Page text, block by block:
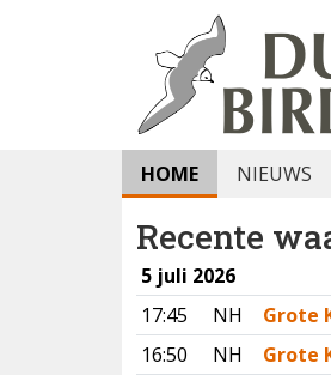
HOME NIEUWS
Recente
5 juli 2026
17:45
NH
Grote
16:50
NH
Grote